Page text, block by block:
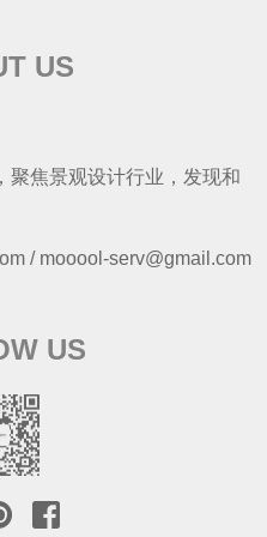
US
聚焦景观设计行业，发现和
/ mooool-serv@gmail.com
US